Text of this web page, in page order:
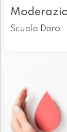
Scuola Daro